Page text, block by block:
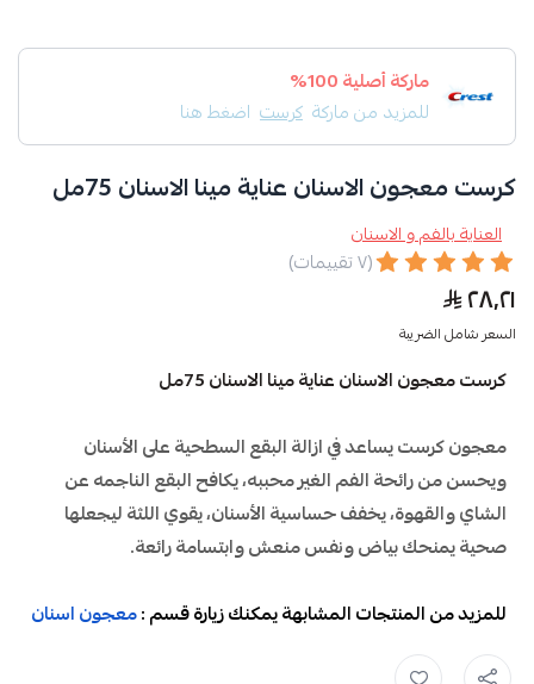
ماركة أصلية 100%
للمزيد من ماركة كرست اضغط هنا
كرست معجون الاسنان عناية مينا الاسنان 75مل
العناية بالفم و الاسنان
(٧ تقييمات)
٢٨٫٢١
السعر شامل الضريبة
كرست معجون الاسنان عناية مينا الاسنان 75مل
معجونكرستيساعد في ازالة البقع السطحية على الأسنان
ويحسن من رائحة الفم الغير محببه، يكافح البقع الناجمه عن
الشاي والقهوة، يخفف حساسية الأسنان، يقوي اللثة ليجعلها
صحية يمنحك بياض ونفس منعش وابتسامة رائعة.
للمزيد من المنتجات المشابهة يمكنك زيارة قسم :معجون اسنان
العناية بالفم , معجون اسنان ,